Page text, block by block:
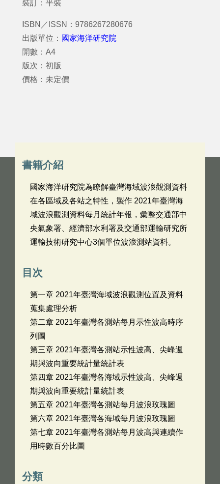
裝訂：平裝
ISBN／ISSN：9786267280676
出版單位： 國家海洋研究院
開數：A4
版次：初版
價格：未定價
書籍介紹
國家海洋研究院為瞭解臺灣海域波浪觀測資料
在各區域及各站之特性，製作 2021年臺灣海
域波浪觀測資料每月統計年報，彙整交通部中
央氣象署、經濟部水利署及交通部運輸研究所
運輸技術研究中心3個單位波浪測站資料。
目次
第一章 2021年臺灣海域波浪觀測位置及資料
蒐集處理分析
第二章 2021年臺灣各測站每月示性波高時序
列圖
第三章 2021年臺灣各測站示性波高、尖峰週
期與波向重要統計量統計表
第四章 2021年臺灣各海域示性波高、尖峰週
期與波向重要統計量統計表
第五章 2021年臺灣各測站每月波浪玫瑰圖
第六章 2021年臺灣各海域每月波浪玫瑰圖
第七章 2021年臺灣各測站每月波高與連續作
用時數百分比圖
分類